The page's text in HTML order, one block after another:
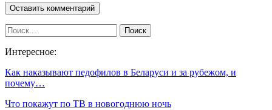
Интересное:
Как наказывают педофилов в Беларуси и за рубежом, и
почему…
Что покажут по ТВ в новогоднюю ночь